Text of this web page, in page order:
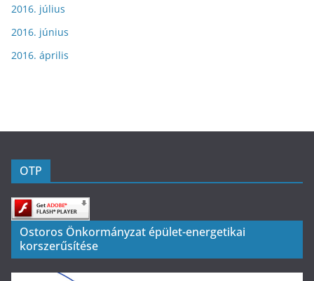
2016. július
2016. június
2016. április
OTP
Ostoros Önkormányzat épület-energetikai
korszerűsítése